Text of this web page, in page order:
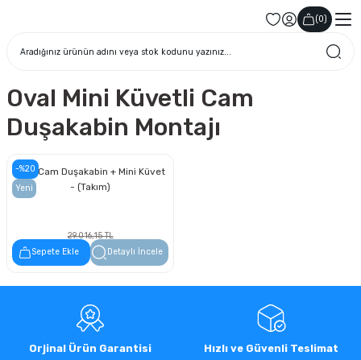
(0)
Oval Mini Küvetli Cam
Duşakabin Montajı
-%20
Yeni
Oval Cam Duşakabin + Mini Küvet
- (Takım)
29.016,15 TL
23.212,92 TL
Sepete Ekle Detaylı İncele
Orjinal Ürün Garantisi Hızlı ve Güvenli Teslimat